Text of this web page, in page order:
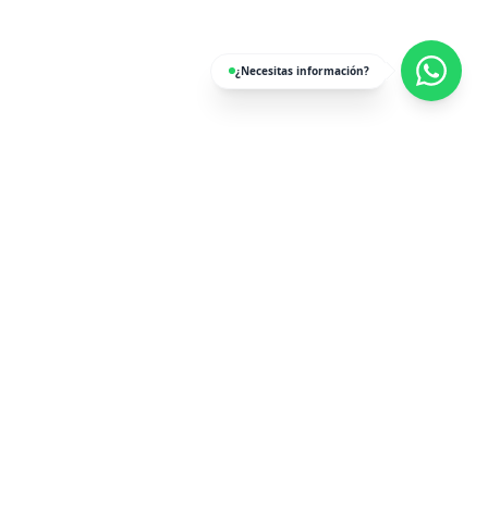
¿Necesitas información?